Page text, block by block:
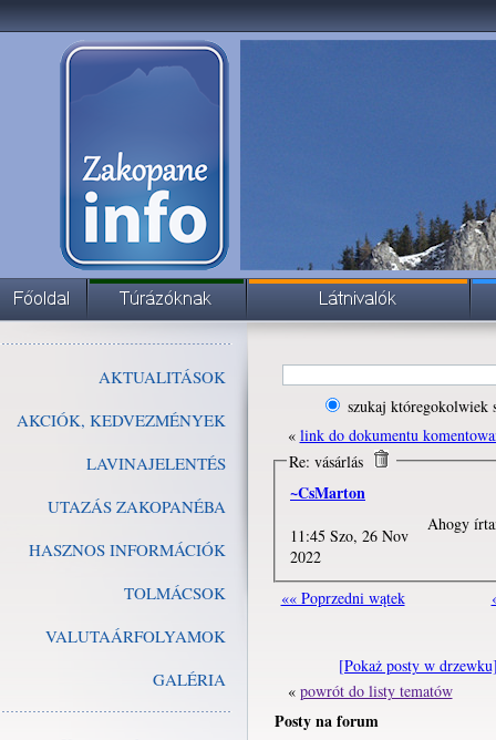
AKTUALITÁSOK
AKCIÓK, KEDVEZMÉNYEK
LAVINAJELENTÉS
UTAZÁS ZAKOPANÉBA
HASZNOS INFORMÁCIÓK
TOLMÁCSOK
VALUTAÁRFOLYAMOK
GALÉRIA
szukaj któregokolwiek
« link do dokumentu
Re: vásárlás
~CsMarton
11:45 Szo, 26 Nov
2022
Ahogy
«« Poprzedni wątek
[Pokaż posty w
« powrót do listy tematów
Posty na forum